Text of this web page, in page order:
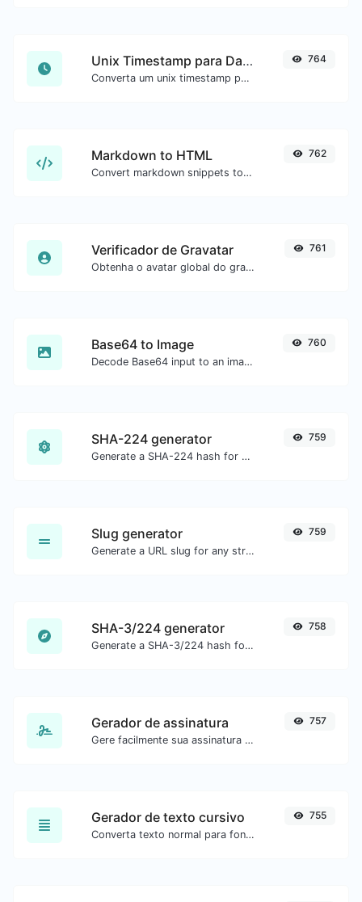
Unix Timestamp para Data
Converta um unix timestamp para UTC e sua data local.
764
Markdown to HTML
Convert markdown snippets to raw HTML code.
762
Verificador de Gravatar
Obtenha o avatar global do gravatar.com para qualquer email.
761
Base64 to Image
Decode Base64 input to an image.
760
SHA-224 generator
Generate a SHA-224 hash for any string input.
759
Slug generator
Generate a URL slug for any string input.
759
SHA-3/224 generator
Generate a SHA-3/224 hash for any string input.
758
Gerador de assinatura
Gere facilmente sua assinatura personalizada e faça o download com facilidade.
757
Gerador de texto cursivo
Converta texto normal para fonte cursiva.
755